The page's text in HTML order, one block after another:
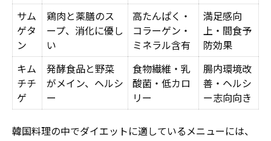
サム
ゲタ
ン
鶏肉と薬膳のス
ープ、消化に優し
い
高たんぱく・
コラーゲン・
ミネラル含有
満足感向
上・間食予
防効果
キム
チチ
ゲ
発酵食品と野菜
がメイン、ヘルシ
ー
食物繊維・乳
酸菌・低カロ
リー
腸内環境改
善・ヘルシ
ー志向向き
韓国料理の中でダイエットに適しているメニューには、